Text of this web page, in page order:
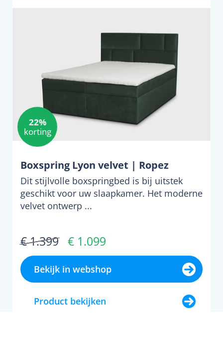
22%
korting
Boxspring Lyon velvet | Ropez
Dit stijlvolle boxspringbed is bij uitstek
geschikt voor uw slaapkamer. Het moderne
velvet ontwerp ...
€ 1.399 € 1.099
Bekijk in webshop
Product bekijken